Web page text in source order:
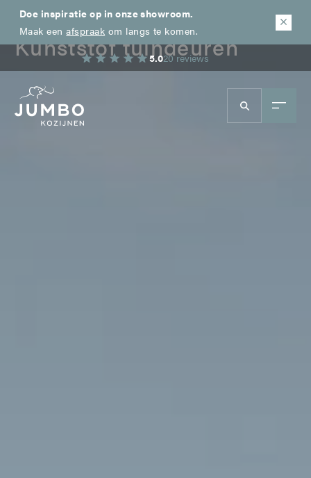
Doe inspiratie op in onze showroom.
Maak eenafspraak om langs te komen.
5.020 reviews
Terug naar productoverzicht
Kunststof tuindeuren